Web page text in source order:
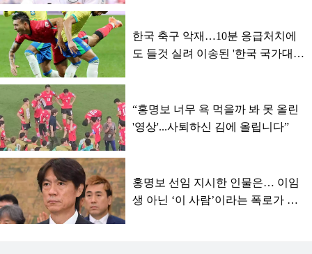
한국 축구 악재…10분 응급처치에
도 들것 실려 이송된 '한국 국가대
“홍명보 너무 욕 먹을까 봐 못 올린
'영상'...사퇴하신 김에 올립니다”
홍명보 선임 지시한 인물은… 이임
생 아닌 ‘이 사람’이라는 폭로가 터